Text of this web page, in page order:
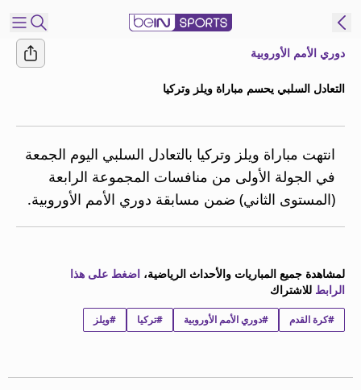
النسخة
MENA
إدارة
قائمة
النشرة
الإخبارية
اتصل بنا
beIN MEDIA GROUP
دوري الأمم الأوروبية
التعادل السلبي يحسم مباراة ويلز وتركيا
انتهت مباراة ويلز وتركيا بالتعادل السلبي اليوم الجمعة
في الجولة الأولى من منافسات المجموعة الرابعة
(المستوى الثاني) ضمن مسابقة دوري الأمم الأوروبية.
لمشاهدة جميع المباريات والأحداث الرياضية، اضغط على هذا
الرابط للاشتراك
#كرة القدم #دوري الأمم الأوروبية #تركيا #ويلز